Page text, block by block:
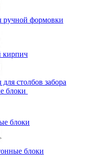
ручной формовки
кирпич
столбов забора
блоки
блоки
блоки